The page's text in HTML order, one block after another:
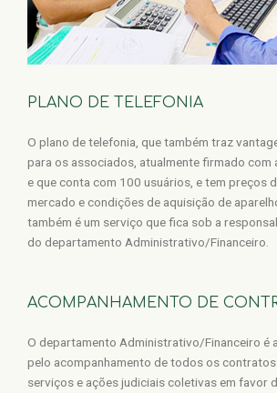
PLANO DE TELEFONIA
O plano de telefonia, que também traz
para os associados, atualmente firmado com
e que conta com 100 usuários, e tem preços
mercado e condições de aquisição de
também é um serviço que fica sob a
do departamento Administrativo/Financeiro.
ACOMPANHAMENTO DE
O departamento Administrativo/Financeiro é
pelo acompanhamento de todos os
serviços e ações judiciais coletivas em favor